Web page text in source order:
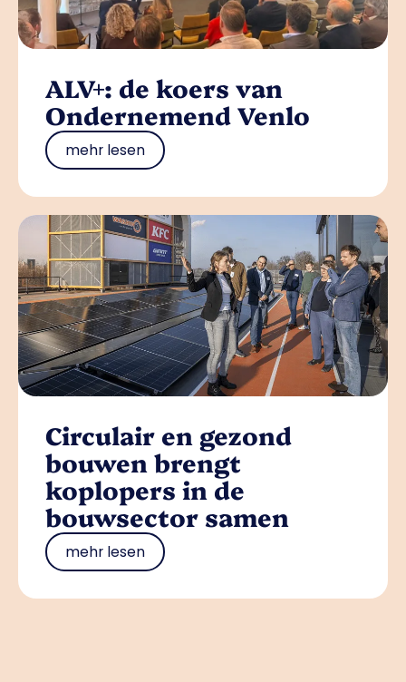
ALV+: de koers van
Ondernemend Venlo
mehr lesen
Circulair en gezond
bouwen brengt
koplopers in de
bouwsector samen
mehr lesen